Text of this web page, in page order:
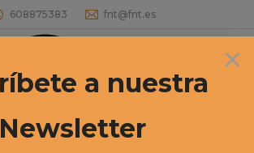
608875383 fnt@fnt.es
×
a nuestra
Newsletter